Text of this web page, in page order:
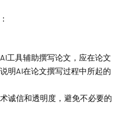
：
工具辅助撰写论文，应在论文
明AI在论文撰写过程中所起的
诚信和透明度，避免不必要的